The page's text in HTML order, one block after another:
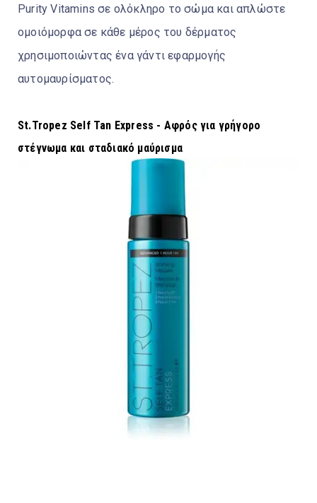
Purity Vitamins σε ολόκληρο το σώμα και απλώστε
ομοιόμορφα σε κάθε μέρος του δέρματος
χρησιμοποιώντας ένα γάντι εφαρμογής
αυτομαυρίσματος.
St.Tropez Self Tan Express - Αφρός για γρήγορο
στέγνωμα και σταδιακό μαύρισμα